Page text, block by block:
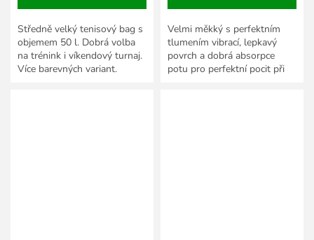
Středně velký tenisový bag s
objemem 50 l. Dobrá volba
na trénink i víkendový turnaj.
Více barevných variant.
Velmi měkký s perfektním
tlumením vibrací, lepkavý
povrch a dobrá absorpce
potu pro perfektní pocit při